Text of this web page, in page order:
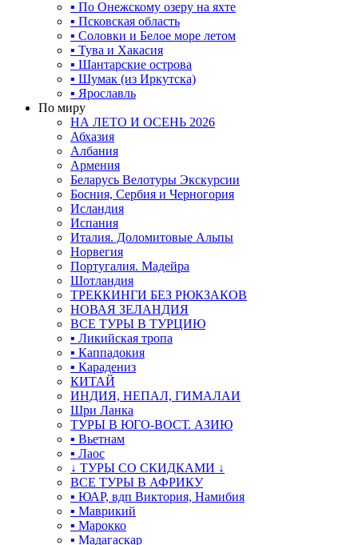
▪ По Онежскому озеру на яхте
▪ Псковская область
▪ Соловки и Белое море летом
▪ Тува и Хакасия
▪ Шантарские острова
▪ Шумак (из Иркутска)
▪ Ярославль
По миру
НА ЛЕТО И ОСЕНЬ 2026
Абхазия
Албания
Армения
Беларусь Велотуры Экскурсии
Босния, Сербия и Черногория
Исландия
Испания
Италия. Доломитовые Альпы
Норвегия
Португалия. Мадейра
Шотландия
ТРЕККИНГИ БЕЗ РЮКЗАКОВ
НОВАЯ ЗЕЛАНДИЯ
ВСЕ ТУРЫ В ТУРЦИЮ
▪ Ликийская тропа
▪ Каппадокия
▪ Карадениз
КИТАЙ
ИНДИЯ, НЕПАЛ, ГИМАЛАИ
Шри Ланка
ТУРЫ В ЮГО-ВОСТ. АЗИЮ
▪ Вьетнам
▪ Лаос
↓ ТУРЫ СО СКИДКАМИ ↓
ВСЕ ТУРЫ В АФРИКУ
▪ ЮАР, вдп Виктория, Намибия
▪ Маврикий
▪ Марокко
▪ Мадагаскар